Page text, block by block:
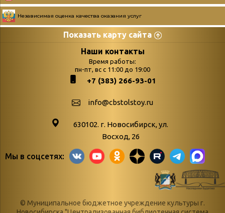
Независимая оценка качества оказания услуг
Показать карту сайта
Страницы
podvedenie-itogov-festivalya-
paskhalnaya-palitra
Библионочь – как ярмарка точь-в-
Конференции, семинары,
поступлений
Война. Народ.
живые»
«Мне всё
снятся
военной поры
Наши контакты
Время работы:
пн-пт, вс с 11:00 до 19:00
+7 (383) 266-93-01
info@cbstolstoy.ru
630102. г. Новосибирск, ул.
Восход, 26
Мы в соцсетях:
© Муниципальное бюджетное учреждение культуры г.